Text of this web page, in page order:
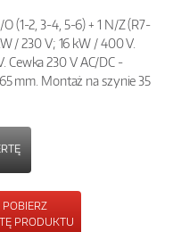
(1-2, 3-4, 5-6) + 1 N/Z (R7-
/ 230 V; 16 kW / 400 V.
Cewka 230 V AC/DC -
mm. Montaż na szynie 35
POBIERZ
PRODUKTU